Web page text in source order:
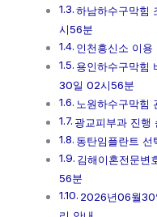
하남하수구막힘
시56분
인천흥신소 이용
용인하수구막힘
30일 02시56분
노원하수구막힘
광교피부과 진
동탄임플란트 선
김해이혼전문
56분
2026년06월30